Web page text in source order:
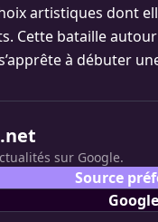
artistiques dont
Cette bataille
à débuter
sur Google.
Source